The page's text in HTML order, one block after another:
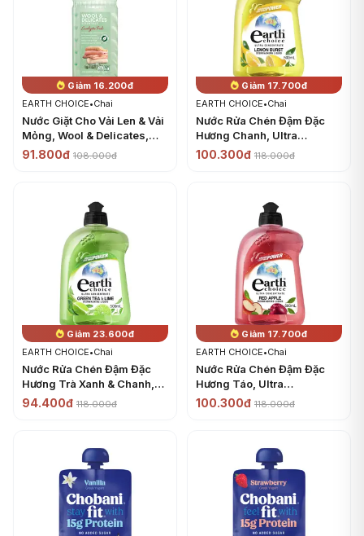
Giảm 16.200đ
EARTH CHOICE•Chai
Nước Giặt Cho Vải Len & Vải
Mỏng, Wool & Delicates,
Top & Front Loader,
91.800đ 108.000đ
Giảm 17.700đ
EARTH CHOICE•Chai
Nước Rửa Chén Đậm Đặc
Hương Chanh, Ultra
Concentrate Dishwashing
100.300đ 118.000đ
Giảm 23.600đ
EARTH CHOICE•Chai
Nước Rửa Chén Đậm Đặc
Hương Trà Xanh & Chanh,
Ultra Concentrate
94.400đ 118.000đ
Giảm 17.700đ
EARTH CHOICE•Chai
Nước Rửa Chén Đậm Đặc
Hương Táo, Ultra
Concentrate Dishwashing
100.300đ 118.000đ